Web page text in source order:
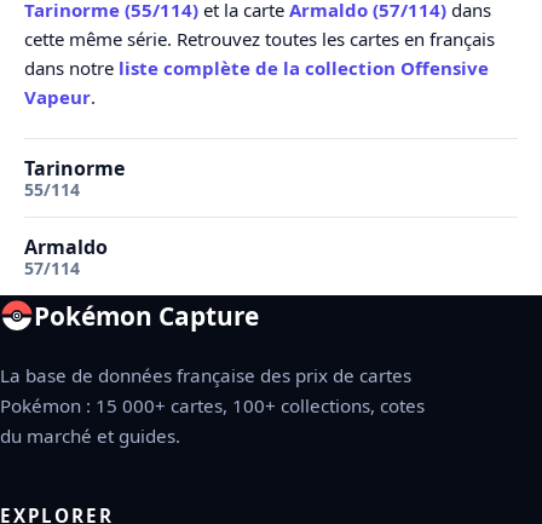
Tarinorme (55/114) et la carte Armaldo (57/114) dans
cette même série. Retrouvez toutes les cartes en français
dans notre liste complète de la collection Offensive
Vapeur.
Tarinorme
55/114
Armaldo
57/114
Pokémon Capture
La base de données française des prix de cartes
Pokémon : 15 000+ cartes, 100+ collections, cotes
du marché et guides.
EXPLORER